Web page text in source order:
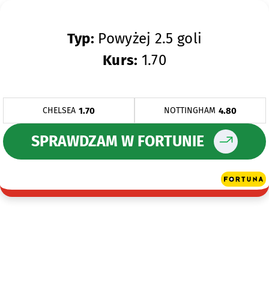
Typ: Powyżej 2.5 goli
Kurs: 1.70
CHELSEA 1.70 NOTTINGHAM 4.80
SPRAWDZAM W FORTUNIE